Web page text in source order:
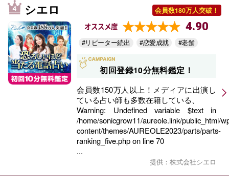
シエロ 会員数180万人突破！
オススメ度 4.90
#リピーター続出 #恋愛成就 #老舗
初回登録10分無料鑑定！
会員数150万人以上！メディアに出演し
ている占い師も多数在籍している、
Warning: Undefined variable $text in
/home/sonicgrow11/aureole.link/public_html/
content/themes/AUREOLE2023/parts/parts-
ranking_five.phpon line70
...
提供：株式会社シエロ